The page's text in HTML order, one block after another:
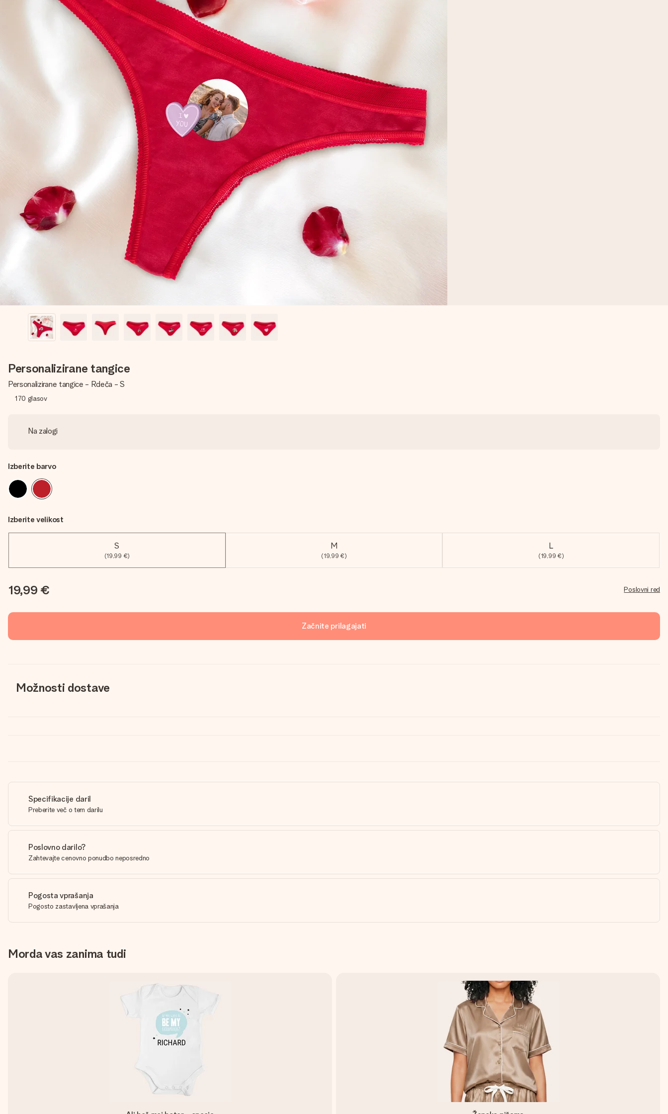
Personalizirane tangice
Personalizirane tangice - Rdeča - S
170 glasov
Na zalogi
Izberite barvo
Izberite velikost
S
(19,99 €)
M
(19,99 €)
L
(19,99 €)
19,99 € Poslovni red
Začnite prilagajati
Možnosti dostave
Specifikacije daril
Preberite več o tem darilu
Poslovno darilo?
Zahtevajte cenovno ponudbo neposredno
Pogosta vprašanja
Pogosto zastavljena vprašanja
Morda vas zanima tudi